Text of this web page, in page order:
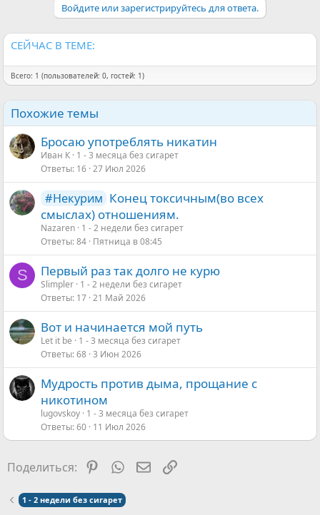
Войдите или зарегистрируйтесь для ответа.
СЕЙЧАС В ТЕМЕ:
Всего: 1 (пользователей: 0, гостей: 1)
Похожие темы
Бросаю употреблять никатин
Иван К 1 - 3 месяца без сигарет
Ответы 16 27 Июл 2026
#Некурим Конец токсичным(во всех
смыслах) отношениям.
Nazaren 1 - 2 недели без сигарет
Ответы 84 Пятница в 08:45
S Первый раз так долго не курю
Slimpler 1 - 2 недели без сигарет
Ответы 17 21 Май 2026
Вот и начинается мой путь
Let it be
1 - 3 месяца без сигарет
Ответы 68 3 Июн 2026
Мудрость против дыма, прощание с
никотином
lugovskoy 1 - 3 месяца без сигарет
Ответы 60 11 Июл 2026
Поделиться: Pinterest
WhatsAppЭлектронная почта
Ссылка
1 - 2 недели без сигарет